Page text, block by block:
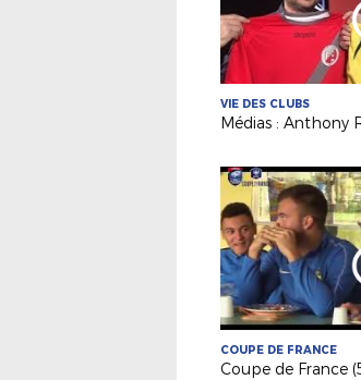
VIE DES CLUBS
COUPE DE FRANCE